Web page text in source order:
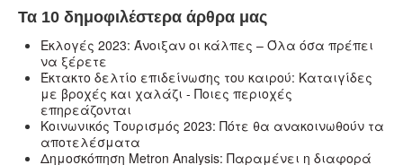
Τα 10 δημοφιλέστερα άρθρα μας
Εκλογές 2023: Άνοιξαν οι κάλπες – Όλα όσα πρέπει
να ξέρετε
Έκτακτο δελτίο επιδείνωσης του καιρού: Καταιγίδες
με βροχές και χαλάζι - Ποιες περιοχές
επηρεάζονται
Κοινωνικός Τουρισμός 2023: Πότε θα ανακοινωθούν τα
αποτελέσματα
Δημοσκόπηση Metron Analysis: Παραμένει η διαφορά